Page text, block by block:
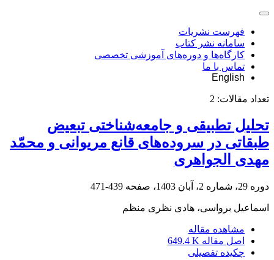
فهرست نشریات
سامانه نشر کتاب
کارگاه‌ها و دوره‌های آموزشی تخصصی
تماس با ما
English
تعداد مقالات: 2
تحلیل تطبیقی و جامعه‌شناختی تبعیض
طبقاتی در سروده‌های قانع مریوانی و محمّد
مهدی الجواهری
دوره 29، شماره 2، آبان 1403، صفحه 439-471
اسماعیل برواسی، هادی نظری منظم
مشاهده مقاله
اصل مقاله 649.4 K
چکیده تفصیلی